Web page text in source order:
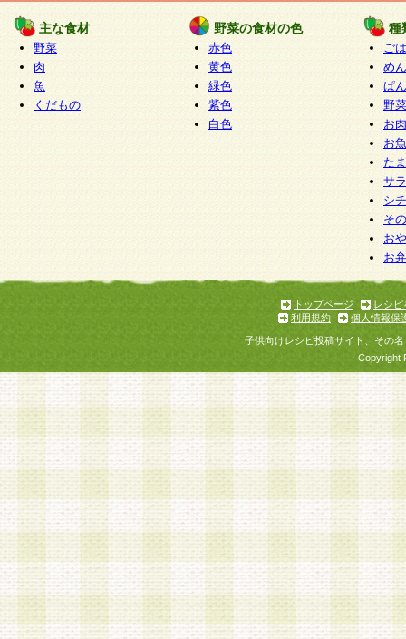
が行われるよう監督します。
○開示対象個人情報の開示等および問い合わせ窓口
本人からの求めにより、当社が本件により取得
報の利用目的の通知・開示・内容の訂正・追加
停止・消去及び第三者への提供の禁止（以下、
といいます。）に応じます。
開示等に応じる窓口は以下になります。
ぱくすく食堂個人情報お客様相談窓口 paku-
m
個人情報を与えることは任意ですが、個人情報
意をいただけない場合には、当社のサービスの
お問い合わせ・ご相談への対応ができない場合
主な食材
野菜
肉
魚
くだもの
野菜の食材の色
赤色
黄色
緑色
紫色
白色
種
ご
めん
ぱん
野
お
お
た
サ
シ
そ
お
お
トップページ
レシピ
利用規約
個人情報保
子供向けレシピ投稿サイト、その
Copyright